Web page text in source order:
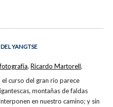
YANGTSE
el curso del gran río parece
montañas de faldas
en nuestro camino; y sin
, Ricardo Martorell,